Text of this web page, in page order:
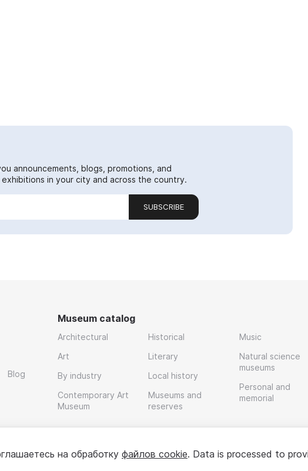
announcements, blogs, promotions, and
in your city and across the country.
SUBSCRIBE
Blog
Museum catalog
Architectural
Art
By industry
Contemporary Art
Museum
Historical
Literary
Local history
Museums and
reserves
Music
Natural science
museums
Personal and
memorial
на обработку файлов cookie. Data is processed to